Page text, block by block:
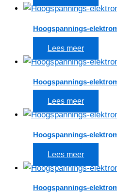
Hoogspannings-
Lees meer
Hoogspannings-
Lees meer
Hoogspannings-
Lees meer
Hoogspannings-